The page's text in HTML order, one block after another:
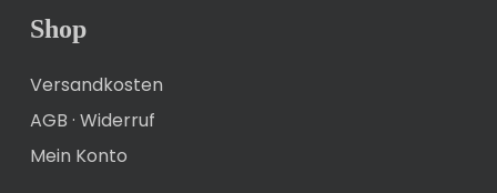
Shop
Versandkosten
AGB · Widerruf
Mein Konto